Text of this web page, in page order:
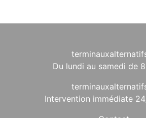
Du lundi au samedi de
Intervention immédiate